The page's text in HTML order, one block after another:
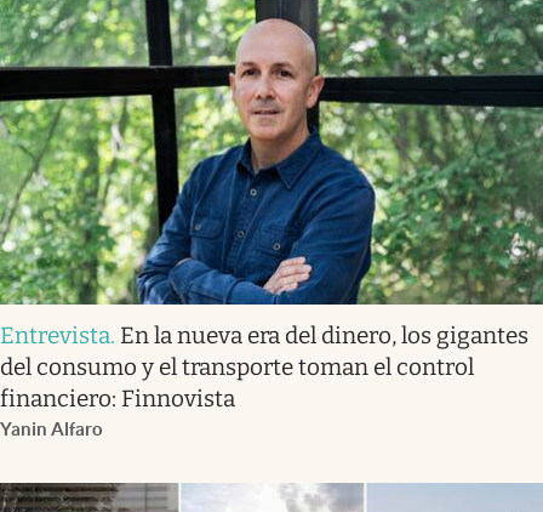
Entrevista. En la nueva era del dinero, los gigantes
del consumo y el transporte toman el control
financiero: Finnovista
Yanin Alfaro